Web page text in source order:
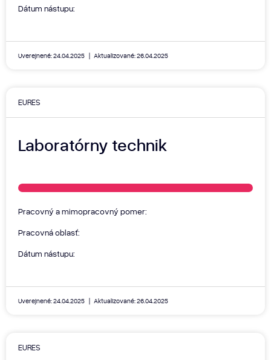
Dátum nástupu:
Uverejnené: 24.04.2025 Aktualizované: 26.04.2025
EURES
Laboratórny technik
Pracovný a mimopracovný pomer:
Pracovná oblasť:
Dátum nástupu:
Uverejnené: 24.04.2025 Aktualizované: 26.04.2025
EURES